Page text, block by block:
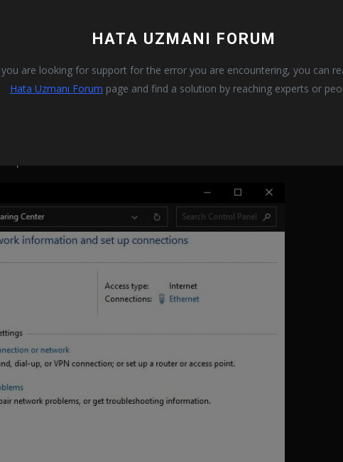
HATA UZMANI FORUM
you are looking for support for the error you are encountering, you can
Hata Uzmanı Forum page and find a solution by reaching experts or
и откройте ее.
общим доступом.
в левой части появившегося меню.